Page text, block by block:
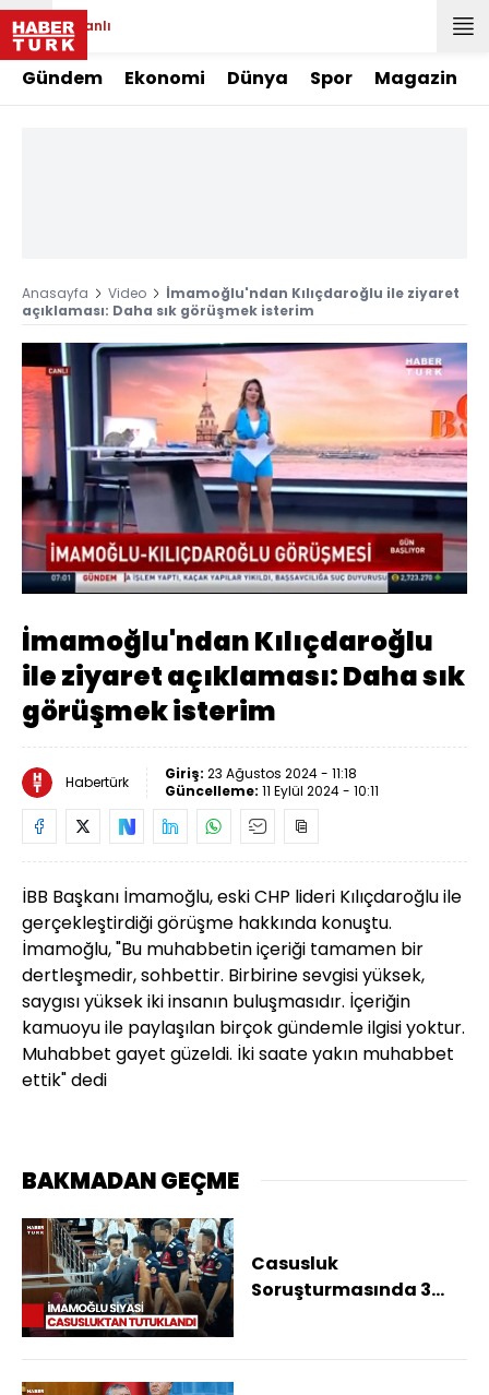
Canlı
Gündem Ekonomi Dünya Spor Magazin
Anasayfa Video
İmamoğlu'ndan Kılıçdaroğlu ile ziyaret
açıklaması: Daha sık görüşmek isterim
Sesi
Aç
Yüklendi:
37.95%
Oynatma
Hızı
İmamoğlu'ndan Kılıçdaroğlu
ile ziyaret açıklaması: Daha sık
görüşmek isterim
Habertürk Giriş: 23 Ağustos 2024 - 11:18
Güncelleme: 11 Eylül 2024 - 10:11
İBB Başkanı İmamoğlu, eski CHP lideri Kılıçdaroğlu ile
gerçekleştirdiği görüşme hakkında konuştu.
İmamoğlu, "Bu muhabbetin içeriği tamamen bir
dertleşmedir, sohbettir. Birbirine sevgisi yüksek,
saygısı yüksek iki insanın buluşmasıdır. İçeriğin
kamuoyu ile paylaşılan birçok gündemle ilgisi yoktur.
Muhabbet gayet güzeldi. İki saate yakın muhabbet
ettik" dedi
BAKMADAN GEÇME
Casusluk
Soruşturmasında 3
Yanardağ İçin